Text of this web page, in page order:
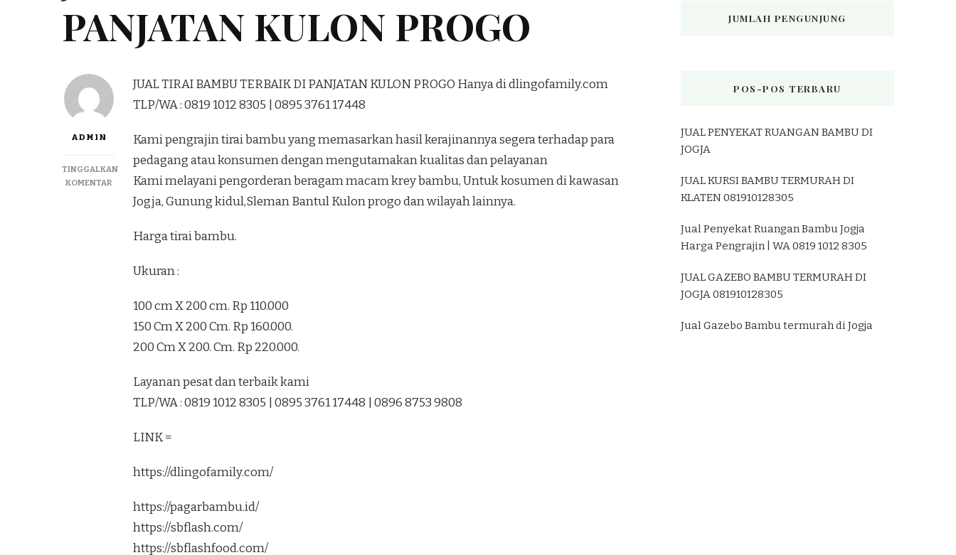
PANJATAN KULON PROGO
ADMIN
TINGGALKAN
KOMENTARPADA
TIRAI
TERBAIK
KULON
JUAL TIRAI BAMBU TERBAIK DI PANJATAN KULON PROGO Hanya di dlingofamily.com
TLP/WA : 0819 1012 8305 | 0895 3761 17448
Kami pengrajin tirai bambu yang memasarkan hasil kerajinannya segera terhadap para
pedagang atau konsumen dengan mengutamakan kualitas dan pelayanan
Kami melayani pengorderan beragam macam krey bambu, Untuk kosumen di kawasan
Jogja, Gunung kidul,Sleman Bantul Kulon progo dan wilayah lainnya.
Harga tirai bambu.
Ukuran :
100 cm X 200 cm. Rp 110.000
150 Cm X 200 Cm. Rp 160.000.
200 Cm X 200. Cm. Rp 220.000.
Layanan pesat dan terbaik kami
TLP/WA : 0819 1012 8305 | 0895 3761 17448 | 0896 8753 9808
LINK =
https://dlingofamily.com/
https://pagarbambu.id/
https://sbflash.com/
https://sbflashfood.com/
JUMLAH PENGUNJUNG
POS-POS TERBARU
JUAL PENYEKAT RUANGAN BAMBU DI
JOGJA
JUAL KURSI BAMBU TERMURAH DI
KLATEN 081910128305
Jual Penyekat Ruangan Bambu Jogja
Harga Pengrajin | WA 0819 1012 8305
JUAL GAZEBO BAMBU TERMURAH DI
JOGJA 081910128305
Jual Gazebo Bambu termurah di Jogja